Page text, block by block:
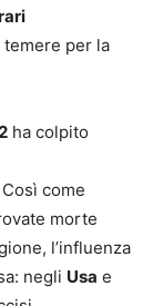
temere per la
ha colpito
Così come
morte
l’influenza
negli Usa e